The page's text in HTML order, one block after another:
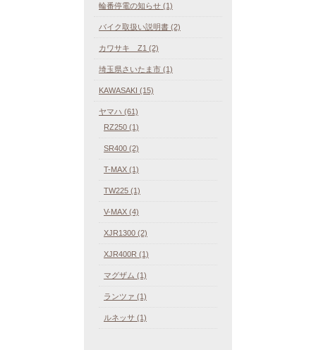
輪番停電の知らせ (1)
バイク取扱い説明書 (2)
カワサキ Z1 (2)
埼玉県さいたま市 (1)
KAWASAKI (15)
ヤマハ (61)
RZ250 (1)
SR400 (2)
T-MAX (1)
TW225 (1)
V-MAX (4)
XJR1300 (2)
XJR400R (1)
マグザム (1)
ランツァ (1)
ルネッサ (1)